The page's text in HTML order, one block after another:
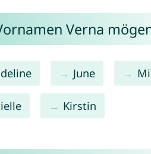
Verna
June
Kirstin